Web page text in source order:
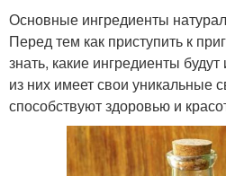
Основные ингредиенты
Перед тем как приступить к
знать, какие ингредиенты
из них имеет свои уникальные
способствуют здоровью и